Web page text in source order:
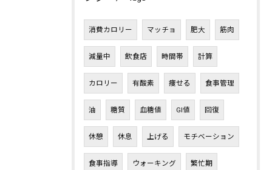
消費カロリー マッチョ 肥大 筋肉
減量中 飲食店 時間帯 計算
カロリー 有酸素 痩せる 食事管理
油 糖質 血糖値 GI値 回復
休憩 休息 上げる モチベーション
食事指導 ウォーキング 繁忙期